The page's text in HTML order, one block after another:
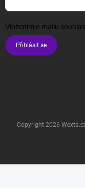
Vložením e-mailu
Přihlásit se
Copyright 2026